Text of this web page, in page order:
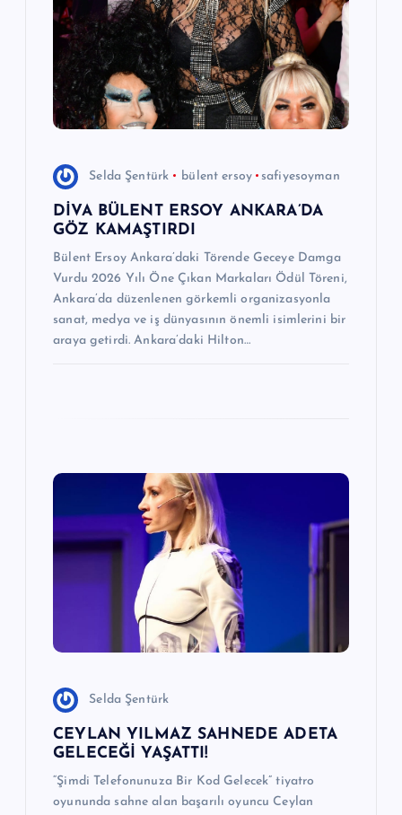
Selda Şentürk bülent ersoy safiyesoyman
DİVA BÜLENT ERSOY ANKARA’DA
GÖZ KAMAŞTIRDI
Bülent Ersoy Ankara’daki Törende Geceye Damga
Vurdu 2026 Yılı Öne Çıkan Markaları Ödül Töreni,
Ankara’da düzenlenen görkemli organizasyonla
sanat, medya ve iş dünyasının önemli isimlerini bir
araya getirdi. Ankara’daki Hilton…
Selda Şentürk
CEYLAN YILMAZ SAHNEDE ADETA
GELECEĞİ YAŞATTI!
“Şimdi Telefonunuza Bir Kod Gelecek” tiyatro
oyununda sahne alan başarılı oyuncu Ceylan